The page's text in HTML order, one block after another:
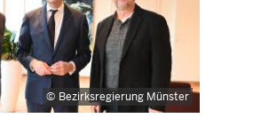
Bezirksregierung Münster